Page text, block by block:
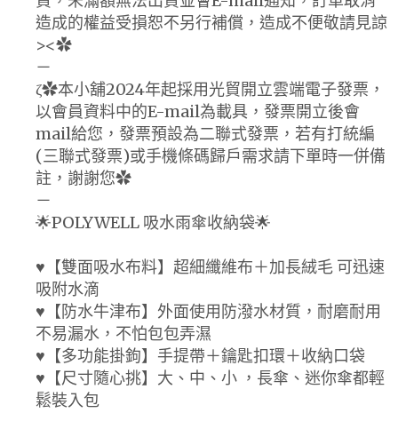
造成的權益受損恕不另行補償，造成不便敬請見諒
><✿
－
ζ✿本小舖2024年起採用光貿開立雲端電子發票，
以會員資料中的E-mail為載具，發票開立後會
mail給您，發票預設為二聯式發票，若有打統編
(三聯式發票)或手機條碼歸戶需求請下單時一併備
註，謝謝您✿
－
🌟POLYWELL 吸水雨傘收納袋🌟
♥【雙面吸水布料】超細纖維布＋加長絨毛 可迅速
吸附水滴
♥【防水牛津布】外面使用防潑水材質，耐磨耐用
不易漏水，不怕包包弄濕
♥【多功能掛鉤】手提帶＋鑰匙扣環＋收納口袋
♥【尺寸隨心挑】大、中、小 ，長傘、迷你傘都輕
鬆裝入包